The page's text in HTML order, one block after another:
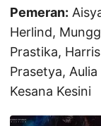
Pemeran:
Herlind,
Prastika,
Prasetya,
Kesana Kesini